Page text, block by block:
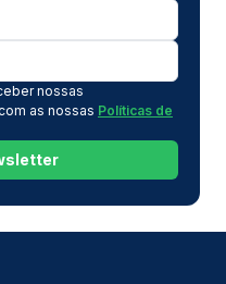
nossas
as nossas Políticas de